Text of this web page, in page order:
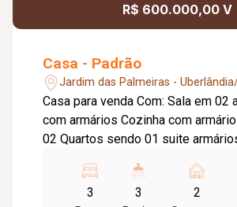
R$ 600.000,00 V
Casa - Padrão
Jardim das Palmeiras -
Casa para venda Com: Sala em 02 ambientes
com armários Cozinha com
02 Quartos sendo 01 suite
suite com armário Quintal com
para 2 carros Portão eletrônico,
3
3
2